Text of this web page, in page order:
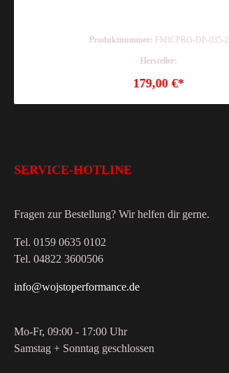
Produktnummer: FMICPRO-DP-035-2
Hersteller:
179,00 €*
SERVICE-HOTLINE
Fragen zur Bestellung? Wir helfen dir gerne.
Tel. 0159 0635 0102
Tel. 04822 3600506
info@wojstoperformance.de
Mo-Fr, 09:00 - 17:00 Uhr
Samstag + Sonntag geschlossen